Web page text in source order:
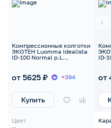
Компрессионные колготки
ЭКОТЕН Luomma Idealista
ID-100 Normal р.L
от 5625 ₽ +394
Купить
Цвет
ID-
от